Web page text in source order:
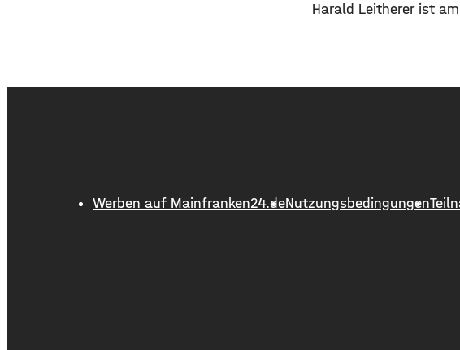
aus dem Auto, bedankte sich,
Harald Leitherer ist
Schweinfurt. In seiner
flächendeckendes
führte der
Werben auf Mainfranken24.deNutzungsbedingungen